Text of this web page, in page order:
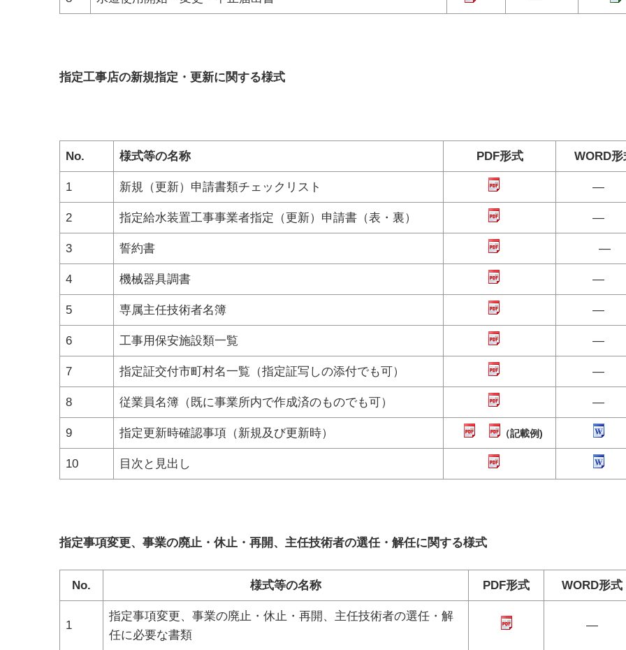
指定工事店の新規指定・更新に関する様式
No. 様式等の名称 PDF形式 WORD形
1 新規（更新）申請書類チェックリスト ―
2 指定給水装置工事事業者指定（更新）申請書（表・裏） ―
3 誓約書 ―
4 機械器具調書 ―
5 専属主任技術者名簿 ―
6 工事用保安施設類一覧 ―
7 指定証交付市町村名一覧（指定証写しの添付でも可） ―
8 従業員名簿（既に事業所内で作成済のものでも可） ―
9 指定更新時確認事項（新規及び更新時） （記載例)
10 目次と見出し
指定事項変更、事業の廃止・休止・再開、主任技術者の選任・解任に関する様式
No. 様式等の名称 PDF形式 WORD形式
1
指定事項変更、事業の廃止・休止・再開、主任技術者の選任・解
任に必要な書類
―